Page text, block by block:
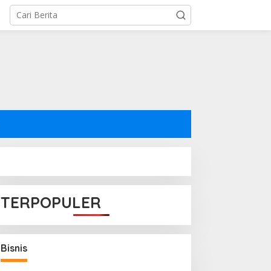
TERPOPULER
Bisnis